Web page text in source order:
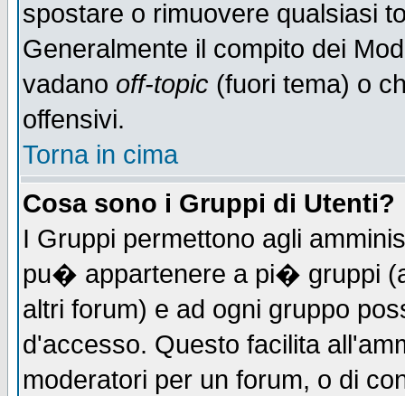
spostare o rimuovere qualsiasi
Generalmente il compito dei
vadano off-topic (fuori tema) o
offensivi.
Torna in cima
Cosa sono i Gruppi di Utenti?
I Gruppi permettono agli
pu� appartenere a pi� gruppi
altri forum) e ad ogni gruppo
d'accesso. Questo facilita
moderatori per un forum, o di